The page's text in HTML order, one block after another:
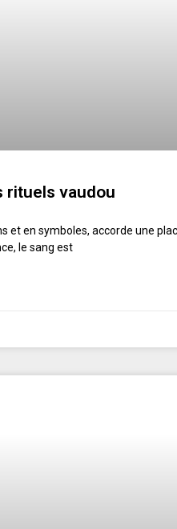
rituels vaudou
et en symboles, accorde une
le sang est